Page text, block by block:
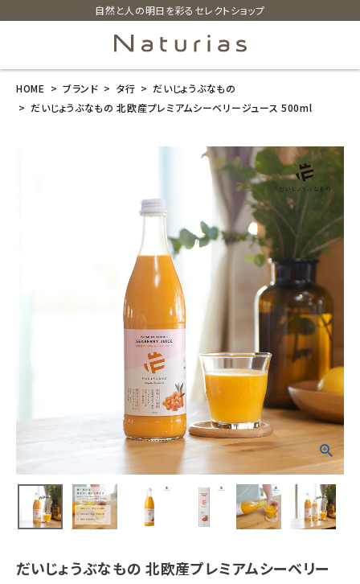
自然と人の明日を彩るセレクトショップ
search
カテゴリーから探す
美容・コスメ・香水
衛生用品
HOME ブランド タ行
だいじょうぶなもの
だいじょうぶなもの 北欧産プレミアムシーベリージュース 500ml
だいじょうぶなもの 北欧産プレミアムシーベリー